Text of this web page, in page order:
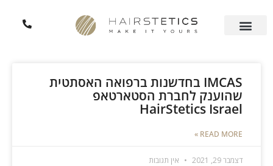
IMCAS בחדשנות ברפואה האסתטית
שהוענק לחברת הסטארטאפ
HairStetics Israel
READ MORE »
דצמבר 29, 2021 אין תגובות